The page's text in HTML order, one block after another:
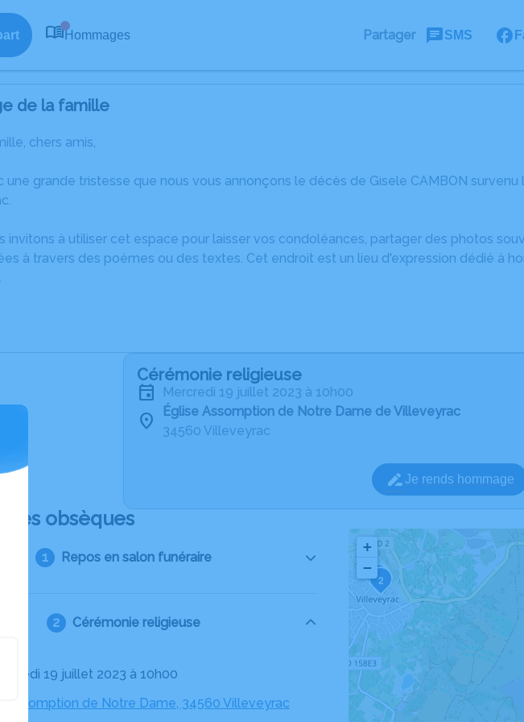
Hommages Partager SMS
de la famille
chers amis,
une grande tristesse que nous vous annonçons le décès de Gisele CAMBON
invitons à utiliser cet espace pour laisser vos condoléances, partager des photos
à travers des poèmes ou des textes. Cet endroit est un lieu d'expression dédié à
Cérémonie religieuse
mercredi 19 juillet 2023 à 10h00
Église Assomption de Notre Dame de Villeveyrac
34560 Villeveyrac
Je rends hommage
des obsèques
Repos en salon funéraire
Cérémonie religieuse
19 juillet 2023 à 10h00
Assomption de Notre Dame, 34560 Villeveyrac
2
3
+
−